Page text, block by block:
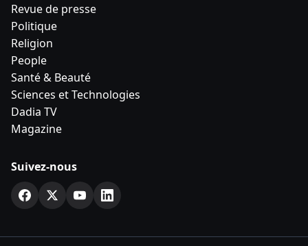
Revue de presse
Politique
Religion
People
Santé & Beauté
Sciences et Technologies
Dadia TV
Magazine
Suivez-nous